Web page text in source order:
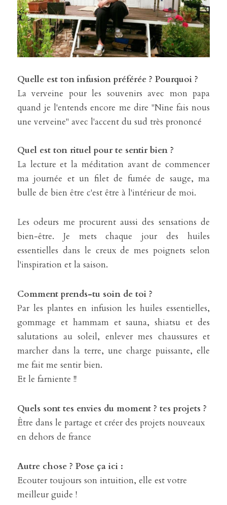
Quelle est ton infusion préférée ? Pourquoi ?
La verveine pour les souvenirs avec mon papa
quand je l'entends encore me dire "Nine fais nous
une verveine" avec l'accent du sud très prononcé
Quel est ton rituel pour te sentir bien ?
La lecture et la méditation avant de commencer
ma journée et un filet de fumée de sauge, ma
bulle de bien être c'est être à l'intérieur de moi.
Les odeurs me procurent aussi des sensations de
bien-être. Je mets chaque jour des huiles
essentielles dans le creux de mes poignets selon
l'inspiration et la saison.
Comment prends-tu soin de toi ?
Par les plantes en infusion les huiles essentielles,
gommage et hammam et sauna, shiatsu et des
salutations au soleil, enlever mes chaussures et
marcher dans la terre, une charge puissante, elle
me fait me sentir bien.
Et le farniente !!
Quels sont tes envies du moment ? tes projets ?
Être dans le partage et créer des projets nouveaux
en dehors de france
Autre chose ? Pose ça ici :
Ecouter toujours son intuition, elle est votre
meilleur guide !